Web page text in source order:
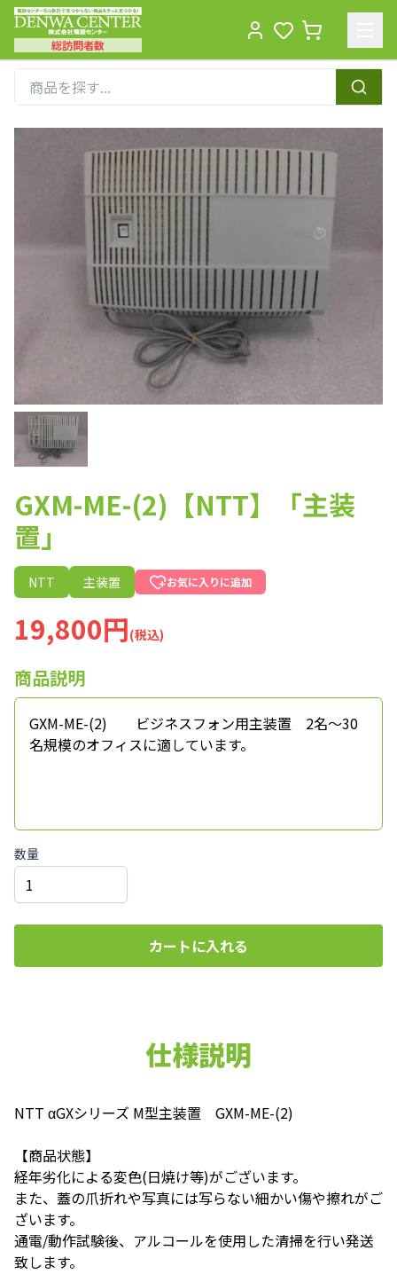
総訪問者数
GXM-ME-(2)【NTT】「主装
置」
NTT 主装置 お気に入りに追加
19,800円(税込)
商品説明
GXM-ME-(2) ビジネスフォン用主装置 2名～30
名規模のオフィスに適しています。
数量
カートに入れる
仕様説明
NTT αGXシリーズ M型主装置 GXM-ME-(2)
【商品状態】
経年劣化による変色(日焼け等)がございます。
また、蓋の爪折れや写真には写らない細かい傷や擦れがご
ざいます。
通電/動作試験後、アルコールを使用した清掃を行い発送
致します。